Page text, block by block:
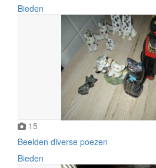
Bieden
15
Beelden diverse poezen
Bieden